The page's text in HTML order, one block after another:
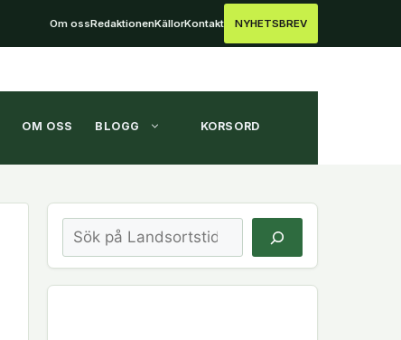
Om ossRedaktionenKällorKontakt NYHETSBREV
OM OSS BLOGG KORSORD
Sök